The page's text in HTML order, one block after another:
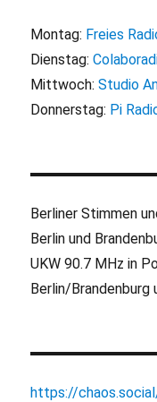
Montag: Freies
Dienstag:
Mittwoch:Studio
Donnerstag: Pi
Berliner Stimmen
Berlin und
UKW 90.7 MHz in
Berlin/Brandenburg
https://